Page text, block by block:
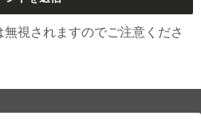
視されますのでご注意くださ